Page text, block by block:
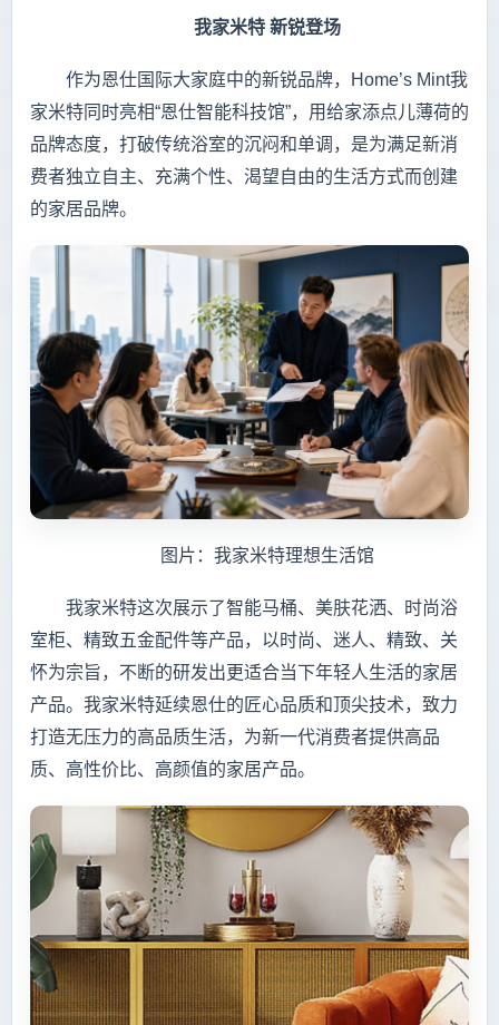
我家米特 新锐登场
作为恩仕国际大家庭中的新锐品牌，Home’s Mint我
家米特同时亮相“恩仕智能科技馆”，用给家添点儿薄荷的
品牌态度，打破传统浴室的沉闷和单调，是为满足新消
费者独立自主、充满个性、渴望自由的生活方式而创建
的家居品牌。
图片：我家米特理想生活馆
我家米特这次展示了智能马桶、美肤花洒、时尚浴
室柜、精致五金配件等产品，以时尚、迷人、精致、关
怀为宗旨，不断的研发出更适合当下年轻人生活的家居
产品。我家米特延续恩仕的匠心品质和顶尖技术，致力
打造无压力的高品质生活，为新一代消费者提供高品
质、高性价比、高颜值的家居产品。